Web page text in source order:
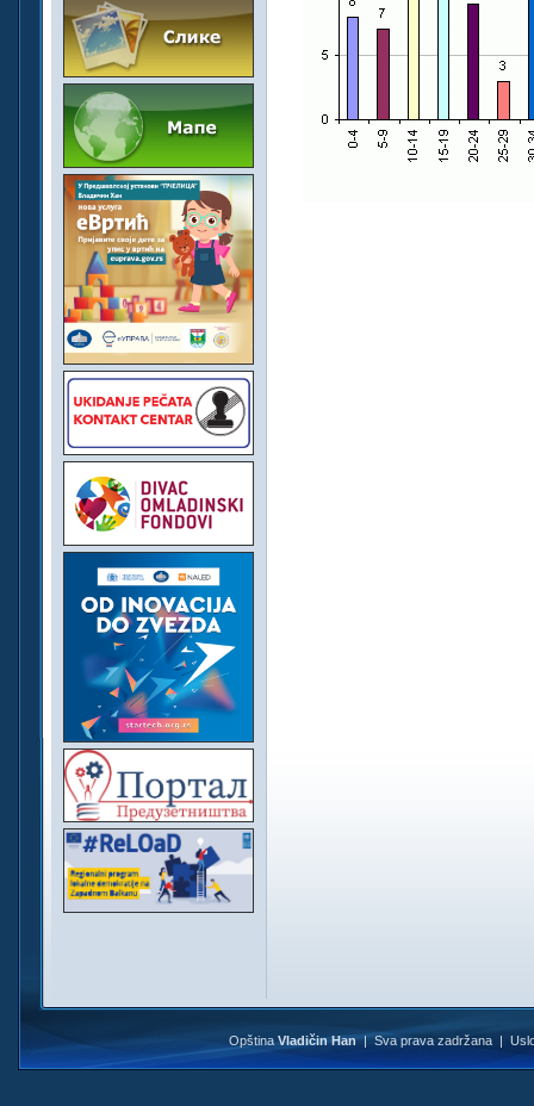
OpštinaVladičin Han| Sva prava zadržana |